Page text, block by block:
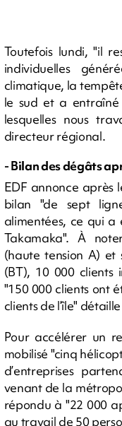
Toutefois lundi, "il
individuelles
climatique, la
le sud et a entraîné
lesquelles nous
directeur régional.
- Bilan des dégâts
EDF annonce après
bilan "de sept
alimentées, ce qui a
Takamaka". À
(haute tension A) et
(BT), 10 000 clients
"150 000 clients ont
clients de l’île"
Pour accélérer un
mobilisé "cinq
d’entreprises
venant de la
répondu à "22 000
au travail de 50